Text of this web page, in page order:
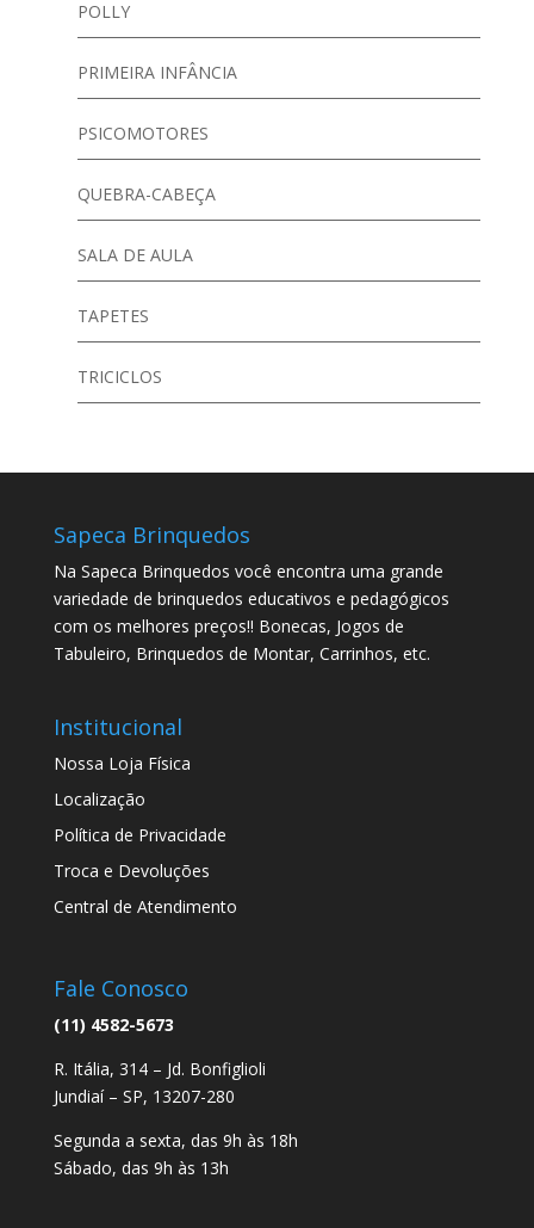
POLLY
PRIMEIRA INFÂNCIA
PSICOMOTORES
QUEBRA-CABEÇA
SALA DE AULA
TAPETES
TRICICLOS
Sapeca Brinquedos
Na Sapeca Brinquedos você encontra uma grande
variedade de brinquedos educativos e pedagógicos
com os melhores preços!! Bonecas, Jogos de
Tabuleiro, Brinquedos de Montar, Carrinhos, etc.
Institucional
Nossa Loja Física
Localização
Política de Privacidade
Troca e Devoluções
Central de Atendimento
Fale Conosco
(11) 4582-5673
R. Itália, 314 – Jd. Bonfiglioli
Jundiaí – SP, 13207-280
Segunda a sexta, das 9h às 18h
Sábado, das 9h às 13h